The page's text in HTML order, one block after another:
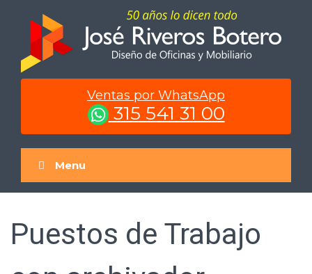
content
Ventas por WhatsApp
315 541 31 00
Menu
Puestos de Trabajo